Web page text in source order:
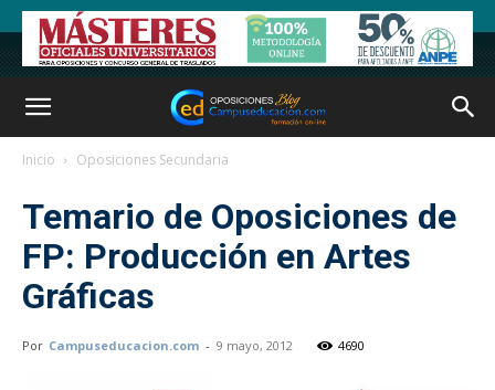
Inicio Oposiciones Secundaria
Temario de Oposiciones de
FP: Producción en Artes
Gráficas
Por Campuseducacion.com - 9 mayo, 2012 4690